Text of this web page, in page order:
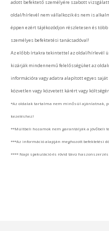
adott befektető személyére szabott
oldal/hírlevél nem vállalkozik és nem is
éppen ezért tájékozódjon részletesen és
személyes befektetési tanácsadóval!
Az előbb írtakra tekintettel az oldal/hírlevél
kizárják mindennemű felelősségüket az
információra vagy adatra alapított egyes
közvetlen vagy közvetett kárért vagy
*Az oldalak tartalma nem minősül ajánlatnak,
kezeléshez!
**Múltbeli hozamok nem garantálják a jövőbeli
***Az információ alapján meghozott befektetési
**** Napi spekuláció és rövid távú